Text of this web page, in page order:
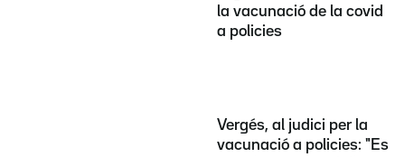
la vacunació de la covid
a policies
Vergés, al judici per la
vacunació a policies: "Es